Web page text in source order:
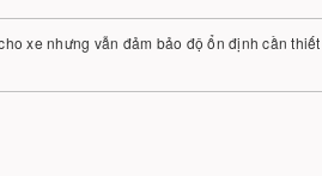
xe nhưng vẫn đảm bảo độ ổn định cần